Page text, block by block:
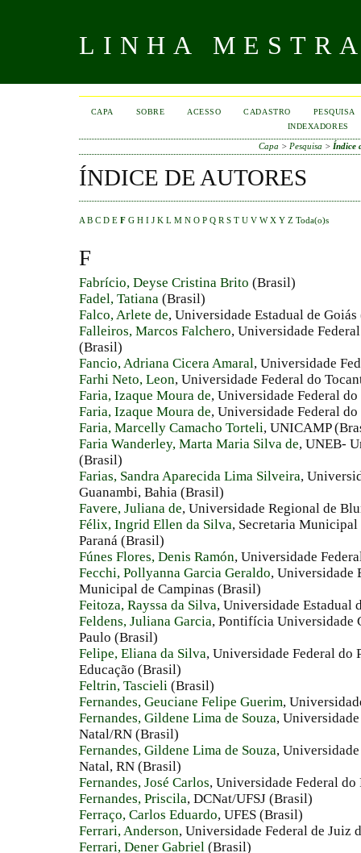
LINHA
CAPA SOBRE ACESSO CADASTRO
PESQUISA
INDEXADORES
Capa > Pesquisa > Índice
ÍNDICE DE AUTORES
A B C D E F G H I J K L M N O P Q R S T U V W X Y Z Toda(o)s
F
Fabrício, Deyse Cristina Brito (Brasil)
Fadel, Tatiana (Brasil)
Falco, Arlete de, Universidade Estadual de
Falleiros, Marcos Falchero, Universidade
(Brasil)
Fancio, Adriana Cicera Amaral, Universidade
Farhi Neto, Leon, Universidade Federal do
Faria, Izaque Moura de, Universidade Federal
Faria, Izaque Moura de, Universidade Federal
Faria, Marcelly Camacho Torteli, UNICAMP
Faria Wanderley, Marta Maria Silva de, UNEB-
(Brasil)
Farias, Sandra Aparecida Lima Silveira,
Guanambi, Bahia (Brasil)
Favere, Juliana de, Universidade Regional de
Félix, Ingrid Ellen da Silva, Secretaria
Paraná (Brasil)
Fúnes Flores, Denis Ramón, Universidade
Fecchi, Pollyanna Garcia Geraldo, Universidade
Municipal de Campinas (Brasil)
Feitoza, Rayssa da Silva, Universidade Estadual
Feldens, Juliana Garcia, Pontifícia Universidade
Paulo (Brasil)
Felipe, Eliana da Silva, Universidade Federal do
Educação (Brasil)
Feltrin, Tascieli (Brasil)
Fernandes, Geuciane Felipe Guerim,
Fernandes, Gildene Lima de Souza,
Natal/RN (Brasil)
Fernandes, Gildene Lima de Souza,
Natal, RN (Brasil)
Fernandes, José Carlos, Universidade Federal do
Fernandes, Priscila, DCNat/UFSJ (Brasil)
Ferraço, Carlos Eduardo, UFES (Brasil)
Ferrari, Anderson, Universidade Federal de Juiz
Ferrari, Dener Gabriel (Brasil)